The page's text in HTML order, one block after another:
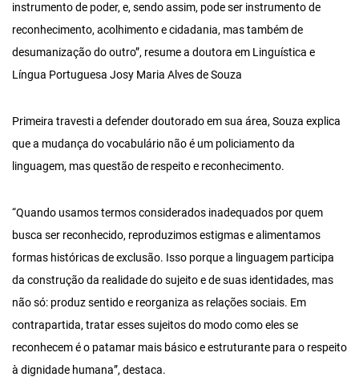
instrumento de poder, e, sendo assim, pode ser instrumento de
reconhecimento, acolhimento e cidadania, mas também de
desumanização do outro”, resume a doutora em Linguística e
Língua Portuguesa Josy Maria Alves de Souza
Primeira travesti a defender doutorado em sua área, Souza explica
que a mudança do vocabulário não é um policiamento da
linguagem, mas questão de respeito e reconhecimento.
“Quando usamos termos considerados inadequados por quem
busca ser reconhecido, reproduzimos estigmas e alimentamos
formas históricas de exclusão. Isso porque a linguagem participa
da construção da realidade do sujeito e de suas identidades, mas
não só: produz sentido e reorganiza as relações sociais. Em
contrapartida, tratar esses sujeitos do modo como eles se
reconhecem é o patamar mais básico e estruturante para o respeito
à dignidade humana”, destaca.